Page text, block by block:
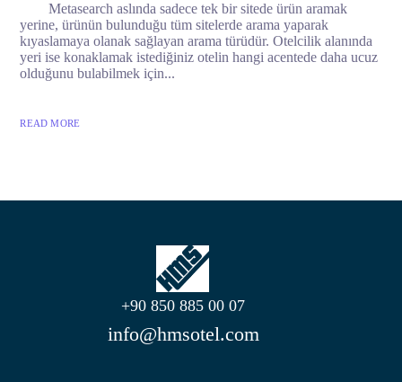
Metasearch aslında sadece tek bir sitede ürün aramak
yerine, ürünün bulunduğu tüm sitelerde arama yaparak
kıyaslamaya olanak sağlayan arama türüdür. Otelcilik alanında
yeri ise konaklamak istediğiniz otelin hangi acentede daha ucuz
olduğunu bulabilmek için...
READ MORE
+90 850 885 00 07
info@hmsotel.com